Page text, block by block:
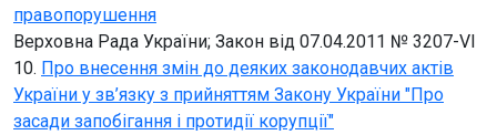
правопорушення
Верховна Рада України; Закон від 07.04.2011 № 3207-VI
10. Про внесення змін до деяких законодавчих актів
України у зв’язку з прийняттям Закону України "Про
засади запобігання і протидії корупції"